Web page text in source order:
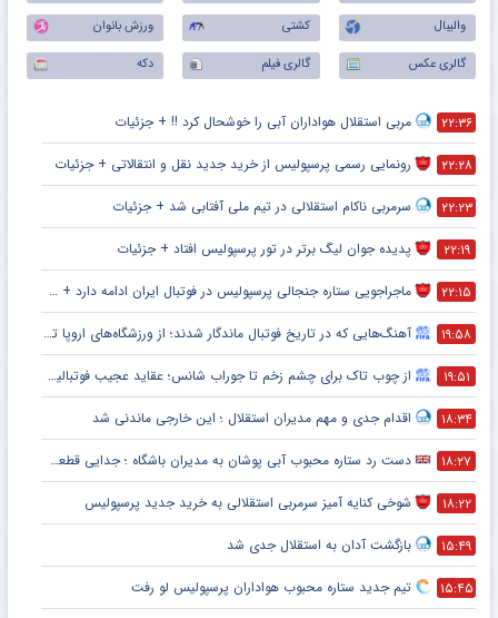
والیبال
کشتی
ورزش بانوان
گالری عکس
گالری فیلم دکه
۲۲:۳۶ مربی استقلال هواداران آبی را خوشحال کرد !! + جزئیات
۲۲:۲۸ رونمایی رسمی پرسپولیس از خرید جدید نقل و انتقالاتی + جزئیات
۲۲:۲۳ سرمربی ناکام استقلالی در تیم ملی آفتابی شد + جزئیات
۲۲:۱۹ پدیده جوان لیگ برتر در تور پرسپولیس افتاد + جزئیات
۲۲:۱۵ ماجراجویی ستاره جنجالی پرسپولیس در فوتبال ایران ادامه دارد + جزئیات
۱۹:۵۸ آهنگ‌هایی که در تاریخ فوتبال ماندگار شدند؛ از ورزشگاه‌های اروپا تا جام جهانی
۱۹:۵۱ از چوب تاک برای چشم زخم تا جوراب شانس؛ عقاید عجیب فوتبالیست‌ها!
۱۸:۳۴ اقدام جدی و مهم مدیران استقلال ؛ این خارجی ماندنی شد
۱۸:۲۷ دست رد ستاره محبوب آبی پوشان به مدیران باشگاه ؛ جدایی قطعی است !
۱۸:۲۲ شوخی کنایه آمیز سرمربی استقلالی به خرید جدید پرسپولیس
۱۵:۴۹ بازگشت آدان به استقلال جدی شد
۱۵:۴۵ تیم جدید ستاره محبوب هواداران پرسپولیس لو رفت